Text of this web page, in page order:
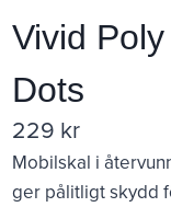
Vivid
Dots
229 kr
Mobilskal i
ger pålitligt skydd